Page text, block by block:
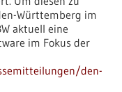
Württemberg im
aktuell eine
im Fokus der
den-